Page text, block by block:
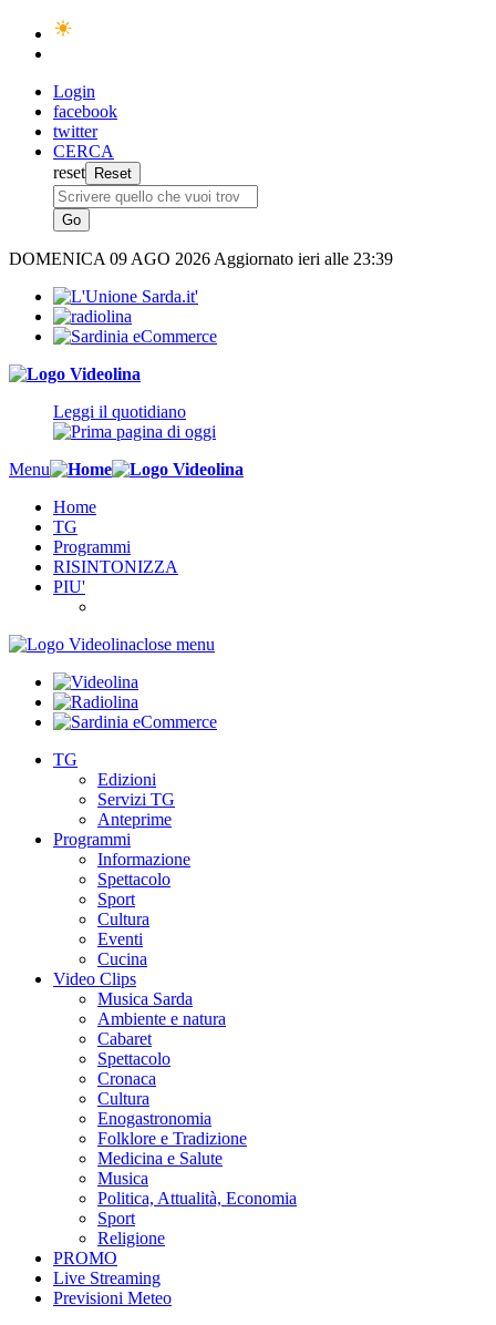
Login
facebook
twitter
CERCA
reset
DOMENICA 09 AGO 2026 Aggiornato ieri alle 23:39
Leggi il quotidiano
Menu
Home
TG
Programmi
RISINTONIZZA
PIU'
close menu
TG
Edizioni
Servizi TG
Anteprime
Programmi
Informazione
Spettacolo
Sport
Cultura
Eventi
Cucina
Video Clips
Musica Sarda
Ambiente e natura
Cabaret
Spettacolo
Cronaca
Cultura
Enogastronomia
Folklore e Tradizione
Medicina e Salute
Musica
Politica, Attualità, Economia
Sport
Religione
PROMO
Live Streaming
Previsioni Meteo